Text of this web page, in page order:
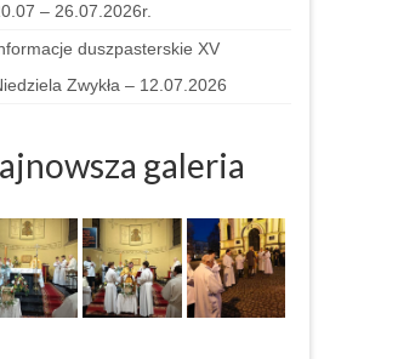
– 26.07.2026r.
duszpasterskie XV
Zwykła – 12.07.2026
galeria